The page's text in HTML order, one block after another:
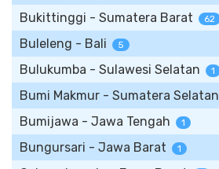
Bukittinggi - Sumatera Barat 62
Buleleng - Bali 5
Bulukumba - Sulawesi Selatan 1
Bumi Makmur - Sumatera Selatan
Bumijawa - Jawa Tengah 1
Bungursari - Jawa Barat 1